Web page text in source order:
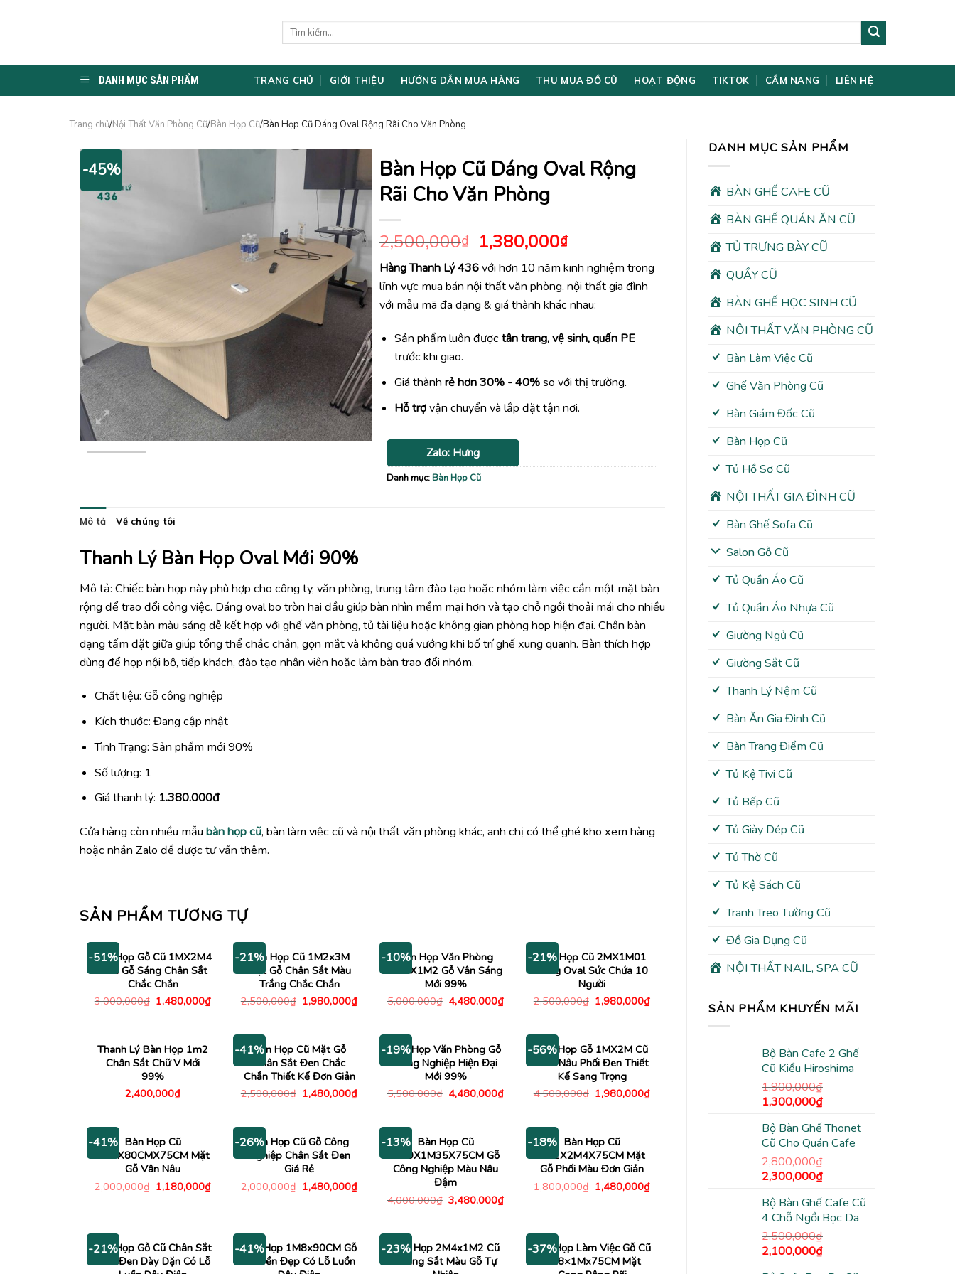
Tìm
DANH MỤC SẢN PHẨM TRANG CHỦ GIỚI THIỆU HƯỚNG DẪN MUA HÀNG THU MUA ĐỒ CŨ HOẠT ĐỘNG TIKTOK CẨM NANG LIÊN HỆ
Trang chủ/Nội Thất Văn Phòng Cũ/Bàn Họp Cũ/Bàn Họp Cũ Dáng Oval Rộng Rãi Cho Văn Phòng
DANH MỤC SẢN PHẨM
BÀN GHẾ CAFE CŨ
BÀN GHẾ QUÁN ĂN CŨ
TỦ TRƯNG BÀY CŨ
QUẦY CŨ
BÀN GHẾ HỌC SINH CŨ
NỘI THẤT VĂN PHÒNG CŨ
Bàn Làm Việc Cũ
Ghế Văn Phòng Cũ
Bàn Giám Đốc Cũ
Bàn Họp Cũ
Tủ Hồ Sơ Cũ
NỘI THẤT GIA ĐÌNH CŨ
Bàn Ghế Sofa Cũ
Salon Gỗ Cũ
Tủ Quần Áo Cũ
Tủ Quần Áo Nhựa Cũ
Giường Ngủ Cũ
Giường Sắt Cũ
Thanh Lý Nệm Cũ
Bàn Ăn Gia Đình Cũ
Bàn Trang Điểm Cũ
Tủ Kệ Tivi Cũ
Tủ Bếp Cũ
Tủ Giày Dép Cũ
Tủ Thờ Cũ
Tủ Kệ Sách Cũ
Tranh Treo Tường Cũ
Đồ Gia Dụng Cũ
NỘI THẤT NAIL, SPA CŨ
SẢN PHẨM KHUYẾN MÃI
Bộ Bàn Cafe 2 Ghế
Cũ Kiểu Hiroshima
1,900,000₫
Giá
là:
1,900,000₫.
1,300,000₫Giá
tại
là:
1,300,000₫.
Bộ Bàn Ghế Thonet
Cũ Cho Quán Cafe
2,800,000₫
Giá
là:
2,800,000₫.
2,300,000₫Giá
tại
là:
2,300,000₫.
Bộ Bàn Ghế Cafe Cũ
4 Chỗ Ngồi Bọc Da
2,500,000₫
Giá
2,100,000₫Giá
-45%
Bàn Họp Cũ Dáng Oval Rộng
Rãi Cho Văn Phòng
2,500,000₫ Giá
gốc
là:
2,500,000₫.
1,380,000₫Giá
hiện
tại
là:
1,380,000₫.
Hàng Thanh Lý 436với hơn 10 năm kinh nghiệm trong
lĩnh vực mua bán nội thất văn phòng, nội thất gia đình
với mẫu mã đa dạng & giá thành khác nhau:
Sản phẩm luôn đượctân trang, vệ sinh, quấn PE
trước khi giao.
Giá thànhrẻ hơn 30% - 40%so với thị trường.
Hỗ trợvận chuyển và lắp đặt tận nơi.
Zalo: Hưng
Danh mục:Bàn Họp Cũ
Mô tả Về chúng tôi
Thanh Lý Bàn Họp Oval Mới 90%
Mô tả: Chiếc bàn họp này phù hợp cho công ty, văn phòng, trung tâm đào tạo hoặc nhóm làm việc cần một mặt bàn
rộng để trao đổi công việc. Dáng oval bo tròn hai đầu giúp bàn nhìn mềm mại hơn và tạo chỗ ngồi thoải mái cho nhiều
người. Mặt bàn màu sáng dễ kết hợp với ghế văn phòng, tủ tài liệu hoặc không gian phòng họp hiện đại. Chân bàn
dạng tấm đặt giữa giúp tổng thể chắc chắn, gọn mắt và không quá vướng khi bố trí ghế xung quanh. Bàn thích hợp
dùng để họp nội bộ, tiếp khách, đào tạo nhân viên hoặc làm bàn trao đổi nhóm.
Chất liệu: Gỗ công nghiệp
Kích thước: Đang cập nhật
Tình Trạng: Sản phẩm mới 90%
Số lượng: 1
Giá thanh lý: 1.380.000đ
Cửa hàng còn nhiều mẫu bàn họp cũ, bàn làm việc cũ và nội thất văn phòng khác, anh chị có thể ghé kho xem hàng
hoặc nhắn Zalo để được tư vấn thêm.
SẢN PHẨM TƯƠNG TỰ
-51%
Bàn Họp Gỗ Cũ 1MX2M4
Màu Gỗ Sáng Chân Sắt
Chắc Chắn
3,000,000₫ Giá
gốc
1,480,000₫Giá
1,480,000₫.
-21%Bàn Họp Cũ 1M2x3M
Mặt Gỗ Chân Sắt Màu
Trắng Chắc Chắn
2,500,000₫ Giá
gốc
1,980,000₫Giá
1,980,000₫.
-10%Bàn Họp Văn Phòng
2M4X1M2 Gỗ Vân Sáng
Mới 99%
5,000,000₫ Giá
gốc
4,480,000₫Giá
4,480,000₫.
-21%
Bàn Họp Cũ 2MX1M01
Dáng Oval Sức Chứa 10
Người
2,500,000₫ Giá
gốc
1,980,000₫Giá
Thanh Lý Bàn Họp 1m2
Chân Sắt Chữ V Mới
99%
2,400,000₫
-41%Bàn Họp Cũ Mặt Gỗ
Chân Sắt Đen Chắc
Chắn Thiết Kế Đơn Giản
2,500,000₫ Giá
gốc
1,480,000₫Giá
1,480,000₫.
-19%
Bàn Họp Văn Phòng Gỗ
Công Nghiệp Hiện Đại
Mới 99%
5,500,000₫ Giá
gốc
4,480,000₫Giá
4,480,000₫.
-56%
Bàn Họp Gỗ 1MX2M Cũ
Màu Nâu Phối Đen Thiết
Kế Sang Trọng
4,500,000₫ Giá
gốc
1,980,000₫Giá
-41% Bàn Họp Cũ
2M5X80CMX75CM Mặt
Gỗ Vân Nâu
2,000,000₫ Giá
gốc
1,180,000₫Giá
-26%Bàn Họp Cũ Gỗ Công
Nghiệp Chân Sắt Đen
Giá Rẻ
2,000,000₫ Giá
gốc
1,480,000₫Giá
-13% Bàn Họp Cũ
2M9X1M35X75CM Gỗ
Công Nghiệp Màu Nâu
Đậm
4,000,000₫ Giá
gốc
3,480,000₫Giá
3,480,000₫.
-18% Bàn Họp Cũ
1M2X2M4X75CM Mặt
Gỗ Phối Màu Đơn Giản
1,800,000₫ Giá
gốc
1,480,000₫Giá
-21%
Bàn Họp Gỗ Cũ Chân Sắt
Màu Đen Dày Dặn Có Lỗ
-41%
Bàn Họp 1M8x90CM Gỗ
Cũ Bền Đẹp Có Lỗ Luồn
-23%
Bàn Họp 2M4x1M2 Cũ
Khung Sắt Màu Gỗ Tự
-37%
Bàn Họp Làm Việc Gỗ Cũ
1M8×1Mx75CM Mặt